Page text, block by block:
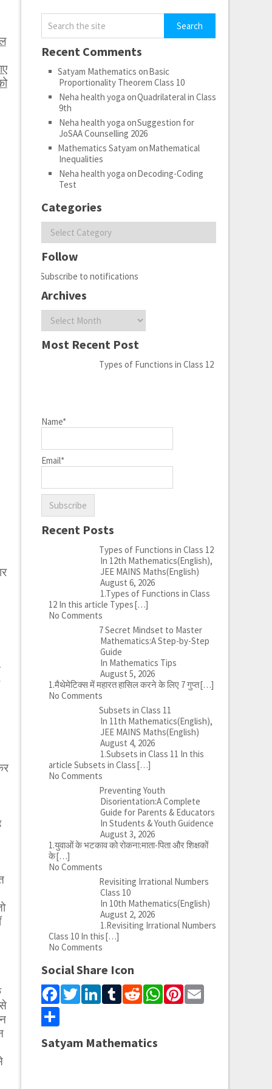
Recent Comments
Satyam Mathematics onBasic
Proportionality Theorem Class 10
Neha health yoga onQuadrilateral in Class
9th
Neha health yoga onSuggestion for
JoSAA Counselling 2026
Mathematics Satyam onMathematical
Inequalities
Neha health yoga onDecoding-Coding
Test
Categories
Categories
Follow
Subscribe to notifications
Archives
Archives
Most Recent Post
Types of Functions in Class 12
Name*
Email*
Recent Posts
Types of Functions in Class 12
In 12th Mathematics(English),
JEE MAINS Maths(English)
August 6, 2026
1.Types of Functions in Class
12 In this article Types[…]
No Comments
7 Secret Mindset to Master
Mathematics:A Step-by-Step
Guide
In Mathematics Tips
August 5, 2026
1.मैथेमेटिक्स में महारत हासिल करने के लिए 7 गुप्त[…]
No Comments
Subsets in Class 11
In 11th Mathematics(English),
JEE MAINS Maths(English)
August 4, 2026
1.Subsets in Class 11 In this
article Subsets in Class[…]
No Comments
Preventing Youth
Disorientation:A Complete
Guide for Parents & Educators
In Students & Youth Guidence
August 3, 2026
1.युवाओं के भटकाव को रोकना:माता-पिता और शिक्षकों
के[…]
No Comments
Revisiting Irrational Numbers
Class 10
In 10th Mathematics(English)
August 2, 2026
1.Revisiting Irrational Numbers
Class 10 In this[…]
No Comments
Social Share Icon
Facebook
Twitter
LinkedIn
Tumblr
Reddit
WhatsApp
Pinterest
Email
Share
Satyam Mathematics